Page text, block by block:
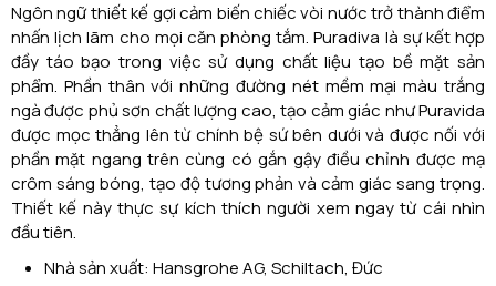
Ngôn ngữ thiết kế gợi cảm biến chiếc vòi nước trở thành điểm
nhấn lịch lãm cho mọi căn phòng tắm. Puradiva là sự kết hợp
đầy táo bạo trong việc sử dụng chất liệu tạo bề mặt sản
phẩm. Phần thân với những đường nét mềm mại màu trắng
ngà được phủ sơn chất lượng cao, tạo cảm giác như Puravida
được mọc thẳng lên từ chính bệ sứ bên dưới và được nối với
phần mặt ngang trên cùng có gắn gậy điều chỉnh được mạ
crôm sáng bóng, tạo độ tương phản và cảm giác sang trọng.
Thiết kế này thực sự kích thích người xem ngay từ cái nhìn
đầu tiên.
Nhà sản xuất: Hansgrohe AG, Schiltach, Đức